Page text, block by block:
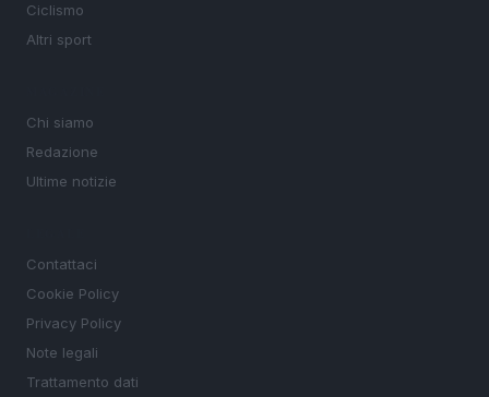
Ciclismo
Altri sport
Chi siamo
Redazione
Ultime notizie
Contattaci
Cookie Policy
Privacy Policy
Note legali
Trattamento dati